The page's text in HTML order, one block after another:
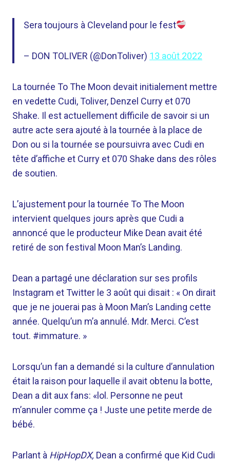
Sera toujours à Cleveland pour le fest
– DON TOLIVER (@DonToliver) 13 août 2022
La tournée To The Moon devait initialement mettre
en vedette Cudi, Toliver, Denzel Curry et 070
Shake. Il est actuellement difficile de savoir si un
autre acte sera ajouté à la tournée à la place de
Don ou si la tournée se poursuivra avec Cudi en
tête d’affiche et Curry et 070 Shake dans des rôles
de soutien.
L’ajustement pour la tournée To The Moon
intervient quelques jours après que Cudi a
annoncé que le producteur Mike Dean avait été
retiré de son festival Moon Man’s Landing.
Dean a partagé une déclaration sur ses profils
Instagram et Twitter le 3 août qui disait : « On dirait
que je ne jouerai pas à Moon Man’s Landing cette
année. Quelqu’un m’a annulé. Mdr. Merci. C’est
tout. #immature. »
Lorsqu’un fan a demandé si la culture d’annulation
était la raison pour laquelle il avait obtenu la botte,
Dean a dit aux fans: «lol. Personne ne peut
m’annuler comme ça ! Juste une petite merde de
bébé.
Parlant à HipHopDX, Dean a confirmé que Kid Cudi